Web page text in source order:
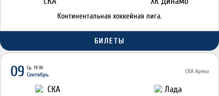
Континентальная хоккейная лига.
БИЛЕТЫ
09 Ср, 19:30
Сентябрь СКА Арена